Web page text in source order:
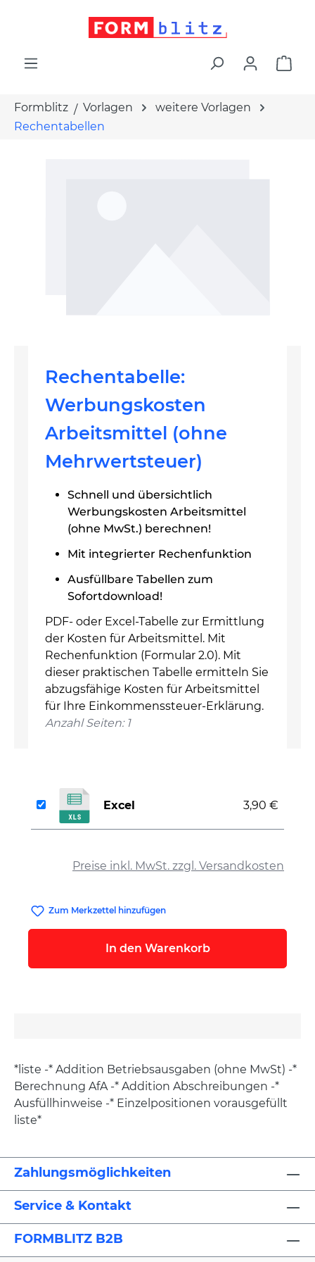
Formblitz Vorlagen
weitere Vorlagen
Rechentabellen
Rechentabelle:
Werbungskosten
Arbeitsmittel (ohne
Mehrwertsteuer)
Schnell und übersichtlich
Werbungskosten Arbeitsmittel
(ohne MwSt.) berechnen!
Mit integrierter Rechenfunktion
Ausfüllbare Tabellen zum
Sofortdownload!
PDF- oder Excel-Tabelle zur Ermittlung
der Kosten für Arbeitsmittel. Mit
Rechenfunktion (Formular 2.0). Mit
dieser praktischen Tabelle ermitteln Sie
abzugsfähige Kosten für Arbeitsmittel
für Ihre Einkommenssteuer-Erklärung.
Anzahl Seiten: 1
Preise inkl. MwSt. zzgl. Versandkosten
Excel 3,90 €
Zum Merkzettel hinzufügen
In den Warenkorb
*liste -* Addition Betriebsausgaben (ohne MwSt) -*
Berechnung AfA -* Addition Abschreibungen -*
Ausfüllhinweise -* Einzelpositionen vorausgefüllt
liste*
Zahlungsmöglichkeiten
Service & Kontakt
FORMBLITZ B2B